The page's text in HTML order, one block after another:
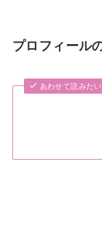
プロフィール
あわせて読みたい